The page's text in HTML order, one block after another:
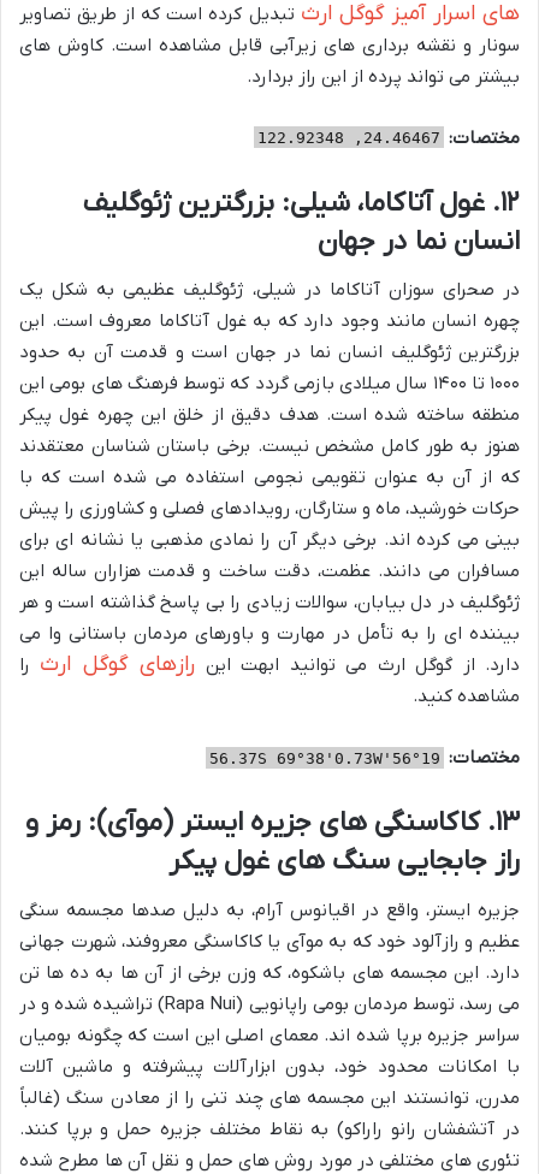
های اسرار آمیز گوگل ارث تبدیل کرده است که از طریق تصاویر
سونار و نقشه برداری های زیرآبی قابل مشاهده است. کاوش های
بیشتر می تواند پرده از این راز بردارد.
مختصات: 24.46467, 122.92348
۱۲. غول آتاکاما، شیلی: بزرگترین ژئوگلیف
انسان نما در جهان
در صحرای سوزان آتاکاما در شیلی، ژئوگلیف عظیمی به شکل یک
چهره انسان مانند وجود دارد که به غول آتاکاما معروف است. این
بزرگترین ژئوگلیف انسان نما در جهان است و قدمت آن به حدود
۱۰۰۰ تا ۱۴۰۰ سال میلادی بازمی گردد که توسط فرهنگ های بومی این
منطقه ساخته شده است. هدف دقیق از خلق این چهره غول پیکر
هنوز به طور کامل مشخص نیست. برخی باستان شناسان معتقدند
که از آن به عنوان تقویمی نجومی استفاده می شده است که با
حرکات خورشید، ماه و ستارگان، رویدادهای فصلی و کشاورزی را پیش
بینی می کرده اند. برخی دیگر آن را نمادی مذهبی یا نشانه ای برای
مسافران می دانند. عظمت، دقت ساخت و قدمت هزاران ساله این
ژئوگلیف در دل بیابان، سوالات زیادی را بی پاسخ گذاشته است و هر
بیننده ای را به تأمل در مهارت و باورهای مردمان باستانی وا می
دارد. از گوگل ارث می توانید ابهت این رازهای گوگل ارث را
مشاهده کنید.
مختصات: 19°56'56.37S 69°38'0.73W
۱۳. کاکاسنگی های جزیره ایستر (موآی): رمز و
راز جابجایی سنگ های غول پیکر
جزیره ایستر، واقع در اقیانوس آرام، به دلیل صدها مجسمه سنگی
عظیم و رازآلود خود که به موآی یا کاکاسنگی معروفند، شهرت جهانی
دارد. این مجسمه های باشکوه، که وزن برخی از آن ها به ده ها تن
می رسد، توسط مردمان بومی راپانویی (Rapa Nui) تراشیده شده و در
سراسر جزیره برپا شده اند. معمای اصلی این است که چگونه بومیان
با امکانات محدود خود، بدون ابزارآلات پیشرفته و ماشین آلات
مدرن، توانستند این مجسمه های چند تنی را از معادن سنگ (غالباً
در آتشفشان رانو راراکو) به نقاط مختلف جزیره حمل و برپا کنند.
تئوری های مختلفی در مورد روش های حمل و نقل آن ها مطرح شده